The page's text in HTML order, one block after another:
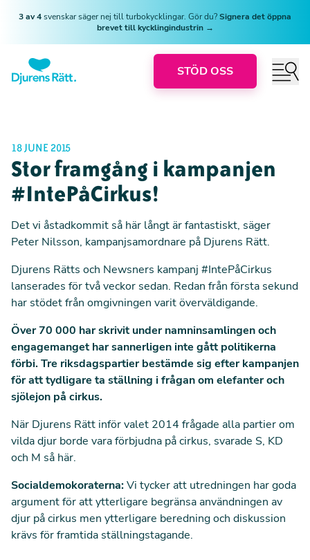
3 av 4svenskar säger nej till turbokycklingar. Gör du?Signera det öppna
brevet till kycklingindustrin →
STÖD OSS
18 JUNE 2015
Stor framgång i kampanjen
#IntePåCirkus!
Det vi åstadkommit så här långt är fantastiskt, säger
Peter Nilsson, kampanjsamordnare på Djurens Rätt.
Djurens Rätts och Newsners kampanj #IntePåCirkus
lanserades för två veckor sedan. Redan från första sekund
har stödet från omgivningen varit överväldigande.
Över 70 000 har skrivit under namninsamlingen och
engagemanget har sannerligen inte gått politikerna
förbi. Tre riksdagspartier bestämde sig efter kampanjen
för att tydligare ta ställning i frågan om elefanter och
sjölejon på cirkus.
När Djurens Rätt inför valet 2014 frågade alla partier om
vilda djur borde vara förbjudna på cirkus, svarade S, KD
och M så här.
Socialdemokoraterna:Vi tycker att utredningen har goda
argument för att ytterligare begränsa användningen av
djur på cirkus men ytterligare beredning och diskussion
krävs för framtida ställningstagande.